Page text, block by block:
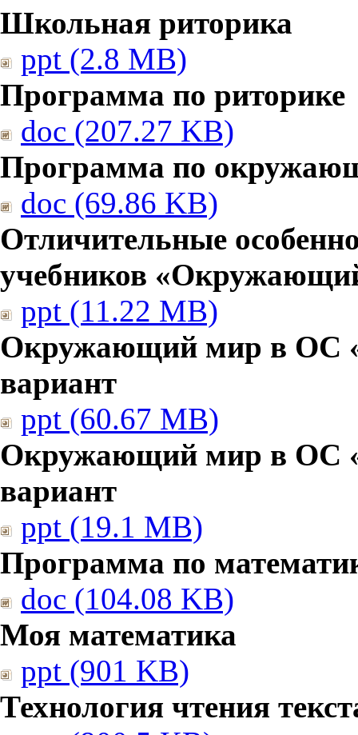
Школьная риторика
ppt (2.8 MB)
Программа по риторике
doc (207.27 KB)
Программа по
doc (69.86 KB)
Отличительные
учебников
ppt (11.22 MB)
Окружающий мир в ОС
вариант
ppt (60.67 MB)
Окружающий мир в ОС
вариант
ppt (19.1 MB)
Программа по
doc (104.08 KB)
Моя математика
ppt (901 KB)
Технология чтения